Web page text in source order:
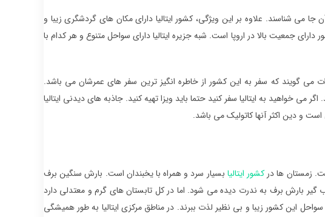
شناسند. علاوه بر این ویژگی، کشور ایتالیا دارای مکان های گردشگری زیبا و
جمعیت بالا در اروپا است. شبه جزیره ایتالیا دارای سواحل متنوع و هر کدام با
می گویند که سفر به این کشور از خاطره انگیز ترین سفر های عمرشان می باشد.
خواهید به ایتالیا سفر کنید حتما باید ویزا تهیه کنید. جاذبه های دیدنی ایتالیا
است و دین اکثر آنها کاتولیک می باشد.
زمستان ها درکشور ایتالیا بسیار سرد و همراه با یخبندان است. بارش سنگین برف
گیر بارش برف به ندرت دیده می شود. اما در کل تابستان های گرم و معتدلی دارد
سواحل این کشور زیبا و بی نظیر لذت ببرند. در مناطق مرکزی ایتالیا به طور همیشگی